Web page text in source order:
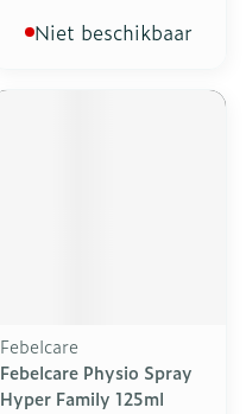
Niet beschikbaar
Febelcare
Febelcare Physio Spray
Hyper Family 125ml